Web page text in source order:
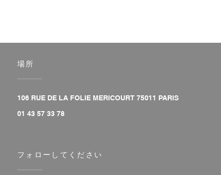
場所
106 RUE DE LA FOLIE MERICOURT 75011 PARIS((新しいウィ
01 43 57 33 78
フォローしてください